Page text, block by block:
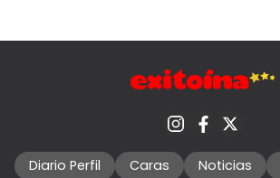
Diario Perfil Caras Noticias